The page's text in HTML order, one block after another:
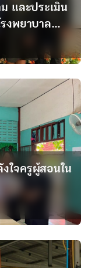
และประเมิน
งพยาบาล
ใจครูผู้สอนใน